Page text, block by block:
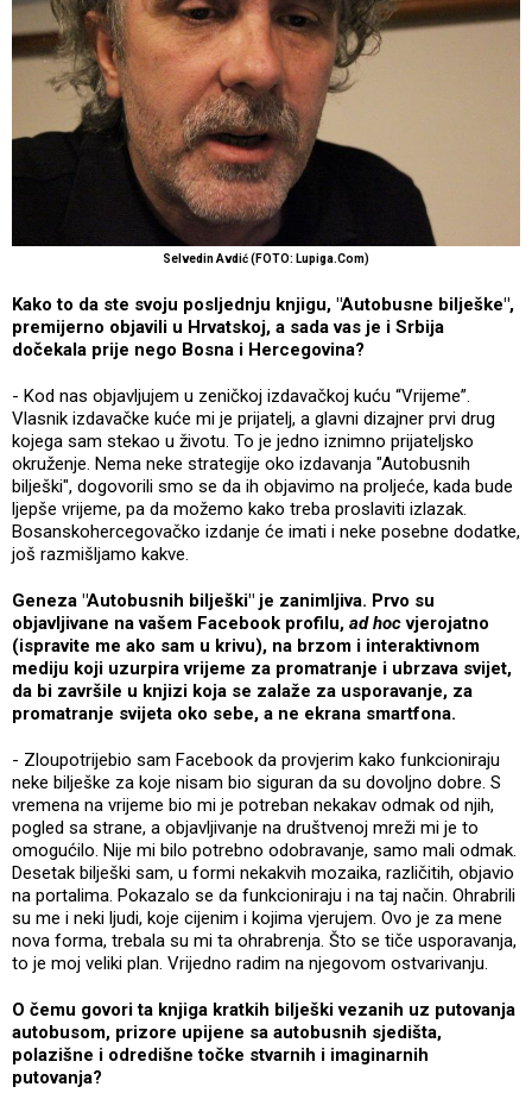
Selvedin Avdić (FOTO: Lupiga.Com)
Kako to da ste svoju posljednju knjigu, "Autobusne bilješke",
premijerno objavili u Hrvatskoj, a sada vas je i Srbija
dočekala prije nego Bosna i Hercegovina?
- Kod nas objavljujem u zeničkoj izdavačkoj kuću “Vrijeme”.
Vlasnik izdavačke kuće mi je prijatelj, a glavni dizajner prvi drug
kojega sam stekao u životu. To je jedno iznimno prijateljsko
okruženje. Nema neke strategije oko izdavanja "Autobusnih
bilješki", dogovorili smo se da ih objavimo na proljeće, kada bude
ljepše vrijeme, pa da možemo kako treba proslaviti izlazak.
Bosanskohercegovačko izdanje će imati i neke posebne dodatke,
još razmišljamo kakve.
Geneza "Autobusnih bilješki" je zanimljiva. Prvo su
objavljivane na vašem Facebook profilu, ad hocvjerojatno
(ispravite me ako sam u krivu), na brzom i interaktivnom
mediju koji uzurpira vrijeme za promatranje i ubrzava svijet,
da bi završile u knjizi koja se zalaže za usporavanje, za
promatranje svijeta oko sebe, a ne ekrana smartfona.
- Zloupotrijebio sam Facebook da provjerim kako funkcioniraju
neke bilješke za koje nisam bio siguran da su dovoljno dobre. S
vremena na vrijeme bio mi je potreban nekakav odmak od njih,
pogled sa strane, a objavljivanje na društvenoj mreži mi je to
omogućilo. Nije mi bilo potrebno odobravanje, samo mali odmak.
Desetak bilješki sam, u formi nekakvih mozaika, različitih, objavio
na portalima. Pokazalo se da funkcioniraju i na taj način. Ohrabrili
su me i neki ljudi, koje cijenim i kojima vjerujem. Ovo je za mene
nova forma, trebala su mi ta ohrabrenja. Što se tiče usporavanja,
to je moj veliki plan. Vrijedno radim na njegovom ostvarivanju.
O čemu govori ta knjiga kratkih bilješki vezanih uz putovanja
autobusom, prizore upijene sa autobusnih sjedišta,
polazišne i odredišne točke stvarnih i imaginarnih
putovanja?